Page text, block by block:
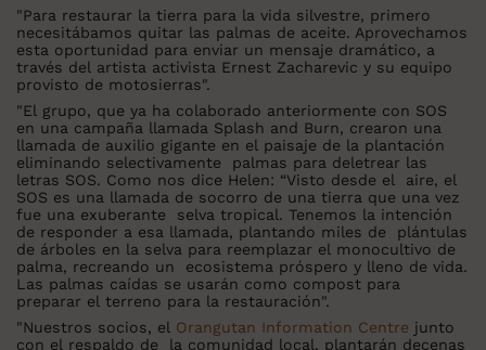
"Para restaurar la tierra para la vida silvestre, primero
necesitábamos quitar las palmas de aceite. Aprovechamos
esta oportunidad para enviar un mensaje dramático, a
través del artista activista Ernest Zacharevic y su equipo
provisto de motosierras".
"El grupo, que ya ha colaborado anteriormente con SOS
en una campaña llamada Splash and Burn, crearon una
llamada de auxilio gigante en el paisaje de la plantación
eliminando selectivamente palmas para deletrear las
letras SOS. Como nos dice Helen: “Visto desde el aire, el
SOS es una llamada de socorro de una tierra que una vez
fue una exuberante selva tropical. Tenemos la intención
de responder a esa llamada, plantando miles de plántulas
de árboles en la selva para reemplazar el monocultivo de
palma, recreando un ecosistema próspero y lleno de vida.
Las palmas caídas se usarán como compost para
preparar el terreno para la restauración".
"Nuestros socios, el Orangutan Information Centre junto
con el respaldo de la comunidad local, plantarán decenas